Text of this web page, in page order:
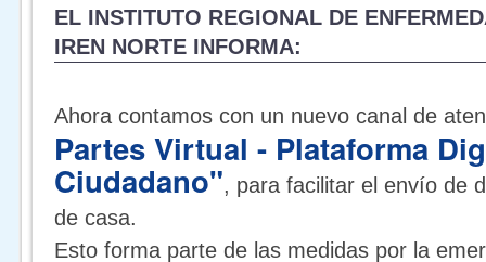
EL INSTITUTO REGIONAL DE
IREN NORTE INFORMA:
Ahora contamos con un nuevo canal de
Partes Virtual - Plataforma
Ciudadano", para facilitar el envío de
de casa.
Esto forma parte de las medidas por la